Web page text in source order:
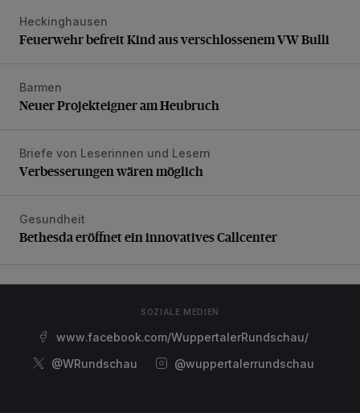
Feuerwehr befreit Kind aus verschlossenem VW Bulli
Heckinghausen
Feuerwehr befreit Kind aus verschlossenem VW Bulli
Neuer Projekteigner am Heubruch
Barmen
Neuer Projekteigner am Heubruch
Verbesserungen wären möglich
Briefe von Leserinnen und Lesern
Verbesserungen wären möglich
Bethesda eröffnet ein innovatives Callcenter
Gesundheit
Bethesda eröffnet ein innovatives Callcenter
SOZIALE MEDIEN
www.facebook.com/WuppertalerRundschau/
@WRundschau
@wuppertalerrundschau